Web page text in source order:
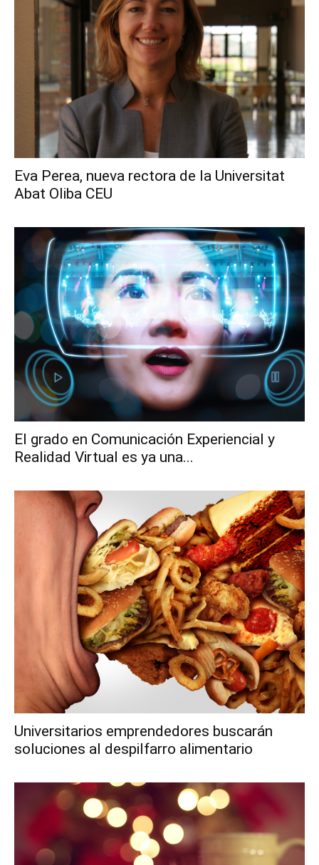
Eva Perea, nueva rectora de la Universitat
Abat Oliba CEU
El grado en Comunicación Experiencial y
Realidad Virtual es ya una...
Universitarios emprendedores buscarán
soluciones al despilfarro alimentario